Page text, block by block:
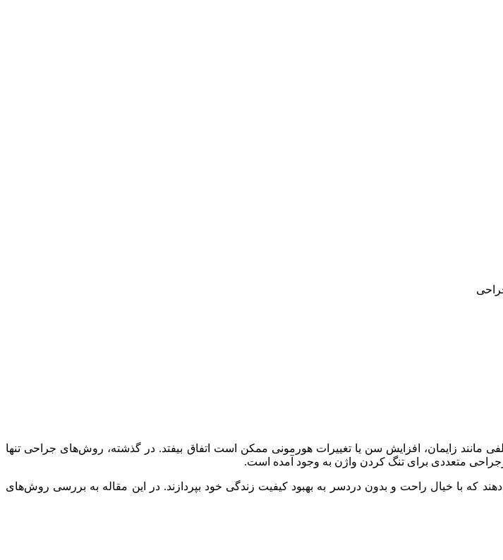
زایمان، افزایش سن یا تغییرات هورمونی ممکن است اتفاق بیفتد. در گذشته، روش‌های جراحی تنها
متعددی برای تنگ کردن واژن به وجود آمده است.
که با خیال راحت و بدون دردسر به بهبود کیفیت زندگی خود بپردازند. در این مقاله به بررسی روش‌های